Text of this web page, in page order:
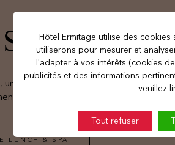
un soin au naturel, la recette parfaite
de détente.
LUNCH & SPA
Hôtel Ermitage utilise des
utiliserons pour mesurer et
l'adapter à vos intérêts (cookies
publicités et des informations
veuillez
Tout refuser